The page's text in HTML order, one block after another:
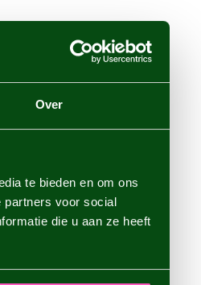
Over
te bieden en om ons
partners voor social
die u aan ze heeft